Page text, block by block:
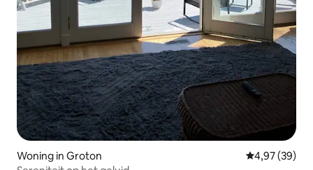
Woning in Groton Gemiddelde
4,97 (39)